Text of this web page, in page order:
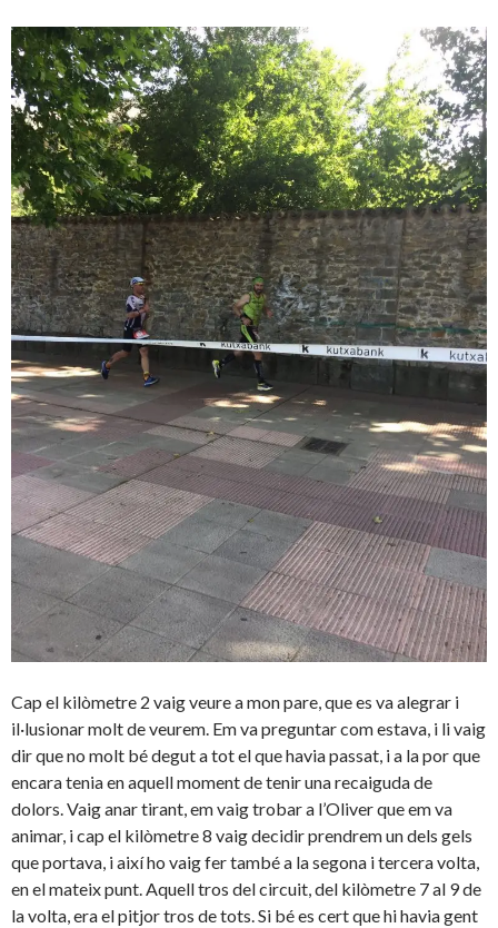
Cap el kilòmetre 2 vaig veure a mon pare, que es va alegrar i
il·lusionar molt de veurem. Em va preguntar com estava, i li vaig
dir que no molt bé degut a tot el que havia passat, i a la por que
encara tenia en aquell moment de tenir una recaiguda de
dolors. Vaig anar tirant, em vaig trobar a l’Oliver que em va
animar, i cap el kilòmetre 8 vaig decidir prendrem un dels gels
que portava, i així ho vaig fer també a la segona i tercera volta,
en el mateix punt. Aquell tros del circuit, del kilòmetre 7 al 9 de
la volta, era el pitjor tros de tots. Si bé es cert que hi havia gent